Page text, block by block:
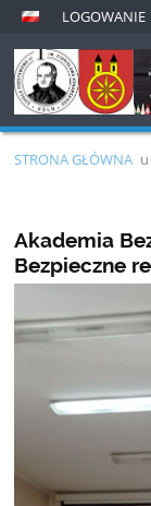
LOGOWANIE
STRONA GŁÓWNA u
Akademia
Bezpieczne